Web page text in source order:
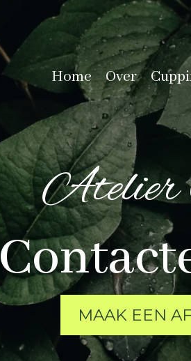
Home Over
Atelier
MAAK EEN